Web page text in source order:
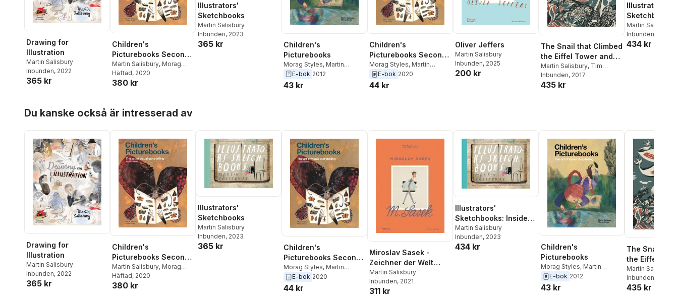
Drawing for
Illustration
Martin Salisbury
Inbunden, 2022
365 kr
Children's
Picturebooks Second
Edition
Martin Salisbury, Morag
Styles
Häftad, 2020
380 kr
Illustrators'
Sketchbooks
Martin Salisbury
Inbunden, 2023
365 kr
Children's
Picturebooks
Morag Styles, Martin
Salisbury
E-bok 2012
43 kr
Children's
Picturebooks Second
Edition
Morag Styles, Martin
Salisbury
E-bok 2020
44 kr
Oliver Jeffers
Martin Salisbury
Inbunden, 2025
200 kr
The Snail that Climbed
the Eiffel Tower and
Other Work by John
Minton
Martin Salisbury, Tim
Mainstone
Inbunden, 2017
435 kr
Illustrators'
Sketchbooks:
the Creative
Processes of
Iconic and
Martin Salisbury
Inbunden
434 kr
Du kanske också är intresserad av
Drawing for
Illustration
Martin Salisbury
Inbunden, 2022
365 kr
Children's
Picturebooks Second
Edition
Martin Salisbury, Morag
Styles
Häftad, 2020
380 kr
Illustrators'
Sketchbooks
Martin Salisbury
Inbunden, 2023
365 kr
Children's
Picturebooks Second
Edition
Morag Styles, Martin
Salisbury
E-bok 2020
44 kr
Miroslav Sasek -
Zeichner der Welt
(Bibliothek der
Illustratoren)
Martin Salisbury
Inbunden, 2021
311 kr
Illustrators'
Sketchbooks: Inside
the Creative
Processes of 60
Iconic and Emerging
Martin Salisbury
Inbunden, 2023
434 kr
Children's
Picturebooks
Morag Styles, Martin
Salisbury
E-bok 2012
43 kr
The Snail
the Eiffel
Other Work
Minton
Martin Salisbury
Mainstone
Inbunden
435 kr